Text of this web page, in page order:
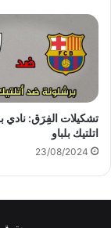
تشكيلات الفِرَق: نادي
اتلتيك بلباو
23/08/2024